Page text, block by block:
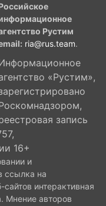
Рустим
ria@rus.team.
«Рустим»,
запись
16+
и
ссылка на
интерактивная
Мнение авторов